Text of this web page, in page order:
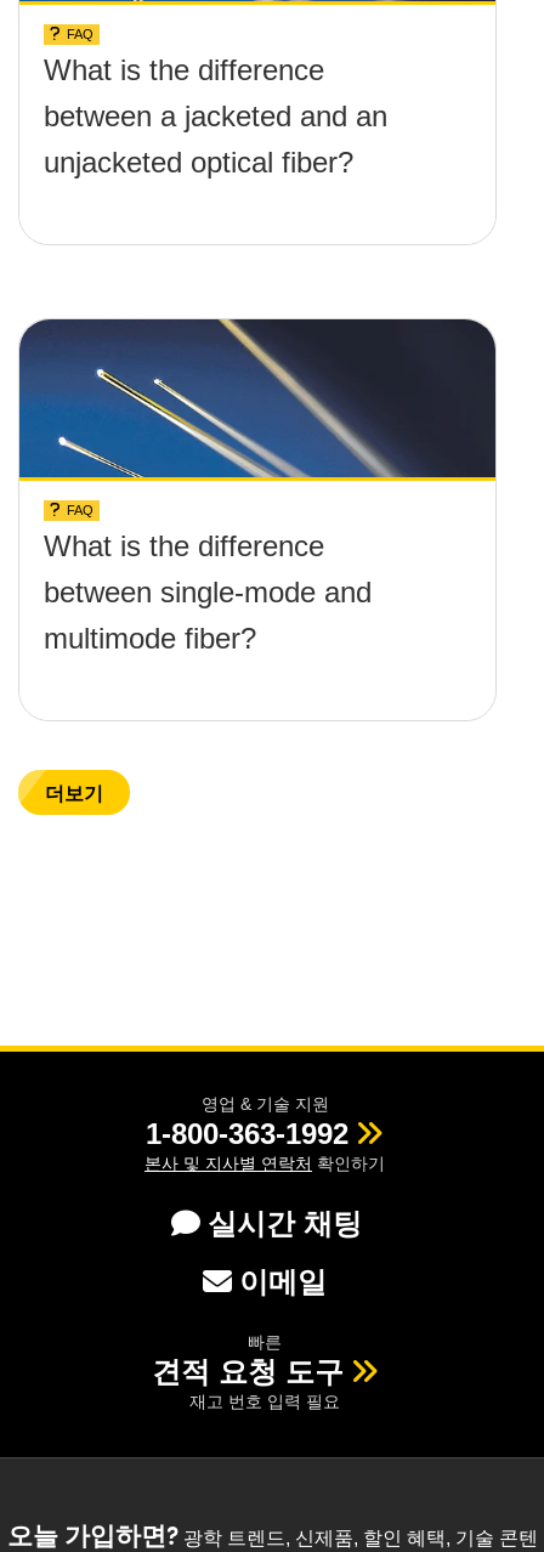
FAQ
What is the difference
between a jacketed and an
unjacketed optical fiber?
FAQ
What is the difference
between single-mode and
multimode fiber?
더보기
영업 & 기술 지원
1-800-363-1992
본사 및 지사별 연락처 확인하기
실시간 채팅
이메일
빠른
견적 요청 도구
재고 번호 입력 필요
오늘 가입하면?광학 트렌드, 신제품, 할인 혜택, 기술 콘텐